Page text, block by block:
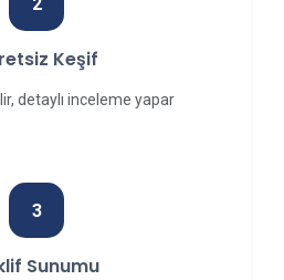
Keşif
detaylı inceleme yapar
3
Sunumu